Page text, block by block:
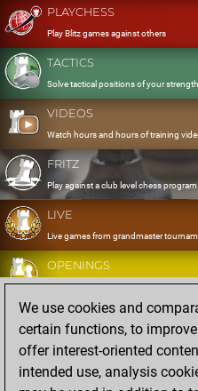
PLAYCHESS
Play Blitz games against others
TACTICS
Solve tactical positions of your strength
VIDEOS
Watch hours and hours of training
FRITZ
Play against a club level chess
LIVE
Live games from grandmaster
OPENINGS
Develop and exercise your openings
DATABASE
Eight million strong games
MYGAMES
Store and analyse your own games in
We use cookies and
certain functions, to
offer interest-oriented
intended use, analysis